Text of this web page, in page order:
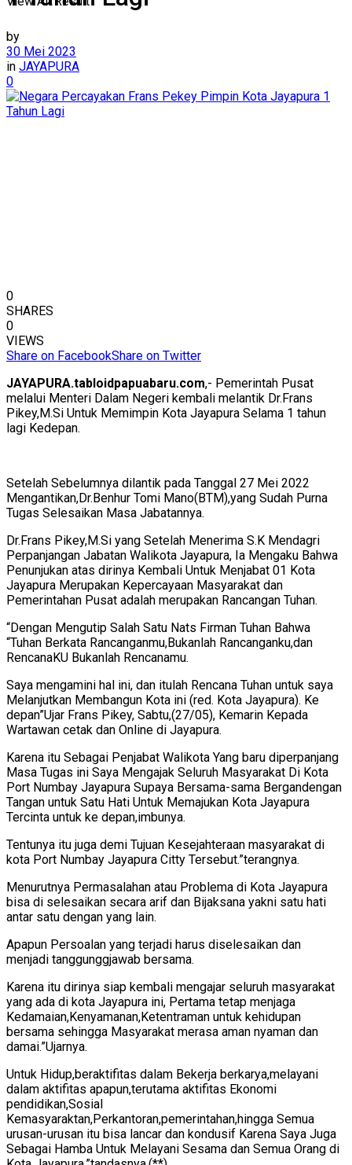
by
30 Mei 2023
in JAYAPURA
0
0
SHARES
0
VIEWS
Share on FacebookShare on Twitter
JAYAPURA.tabloidpapuabaru.com,- Pemerintah Pusat
melalui Menteri Dalam Negeri kembali melantik Dr.Frans
Pikey,M.Si Untuk Memimpin Kota Jayapura Selama 1 tahun
lagi Kedepan.
Setelah Sebelumnya dilantik pada Tanggal 27 Mei 2022
Mengantikan,Dr.Benhur Tomi Mano(BTM),yang Sudah Purna
Tugas Selesaikan Masa Jabatannya.
Dr.Frans Pikey,M.Si yang Setelah Menerima S.K Mendagri
Perpanjangan Jabatan Walikota Jayapura, Ia Mengaku Bahwa
Penunjukan atas dirinya Kembali Untuk Menjabat 01 Kota
Jayapura Merupakan Kepercayaan Masyarakat dan
Pemerintahan Pusat adalah merupakan Rancangan Tuhan.
“Dengan Mengutip Salah Satu Nats Firman Tuhan Bahwa
“Tuhan Berkata Rancanganmu,Bukanlah Rancanganku,dan
RencanaKU Bukanlah Rencanamu.
Saya mengamini hal ini, dan itulah Rencana Tuhan untuk saya
Melanjutkan Membangun Kota ini (red. Kota Jayapura). Ke
depan”Ujar Frans Pikey, Sabtu,(27/05), Kemarin Kepada
Wartawan cetak dan Online di Jayapura.
Karena itu Sebagai Penjabat Walikota Yang baru diperpanjang
Masa Tugas ini Saya Mengajak Seluruh Masyarakat Di Kota
Port Numbay Jayapura Supaya Bersama-sama Bergandengan
Tangan untuk Satu Hati Untuk Memajukan Kota Jayapura
Tercinta untuk ke depan,imbunya.
Tentunya itu juga demi Tujuan Kesejahteraan masyarakat di
kota Port Numbay Jayapura Citty Tersebut.”terangnya.
Menurutnya Permasalahan atau Problema di Kota Jayapura
bisa di selesaikan secara arif dan Bijaksana yakni satu hati
antar satu dengan yang lain.
Apapun Persoalan yang terjadi harus diselesaikan dan
menjadi tanggunggjawab bersama.
Karena itu dirinya siap kembali mengajar seluruh masyarakat
yang ada di kota Jayapura ini, Pertama tetap menjaga
Kedamaian,Kenyamanan,Ketentraman untuk kehidupan
bersama sehingga Masyarakat merasa aman nyaman dan
damai.”Ujarnya.
Untuk Hidup,beraktifitas dalam Bekerja berkarya,melayani
dalam aktifitas apapun,terutama aktifitas Ekonomi
pendidikan,Sosial
Kemasyaraktan,Perkantoran,pemerintahan,hingga Semua
urusan-urusan itu bisa lancar dan kondusif Karena Saya Juga
Sebagai Hamba Untuk Melayani Sesama dan Semua Orang di